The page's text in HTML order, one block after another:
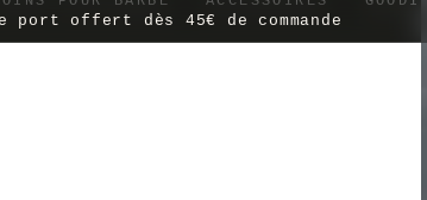
port offert dès 45€ de commande